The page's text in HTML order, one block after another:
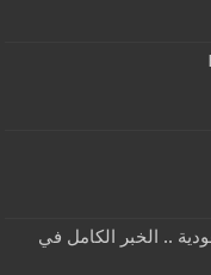
.. الخبر الكامل في